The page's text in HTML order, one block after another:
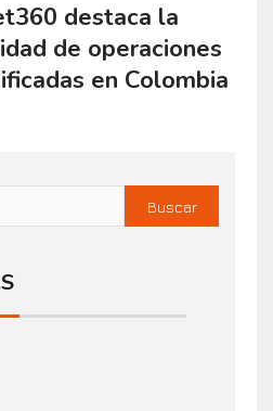
destaca la
de operaciones
en Colombia